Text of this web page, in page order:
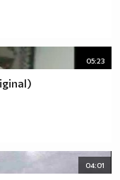
05:23
04:01